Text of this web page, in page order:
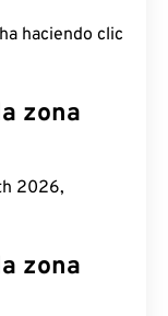
haciendo clic
zona
2026,
zona